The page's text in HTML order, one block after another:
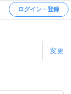
ログイン・登録
変更